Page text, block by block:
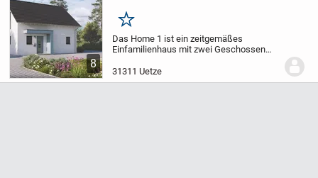
8
Merken
Das Home 1 ist ein zeitgemäßes
Einfamilienhaus mit zwei Geschossen
optimal geeignet für Familien, die großen
Wert auf Wohnkomfort und durchdachte
31311 Uetze